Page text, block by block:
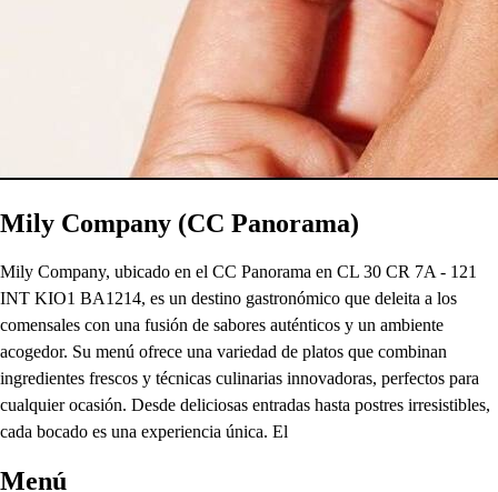
Mily Company (CC Panorama)
Mily Company, ubicado en el CC Panorama en CL 30 CR 7A - 121
INT KIO1 BA1214, es un destino gastronómico que deleita a los
comensales con una fusión de sabores auténticos y un ambiente
acogedor. Su menú ofrece una variedad de platos que combinan
ingredientes frescos y técnicas culinarias innovadoras, perfectos para
cualquier ocasión. Desde deliciosas entradas hasta postres irresistibles,
cada bocado es una experiencia única. El
Menú